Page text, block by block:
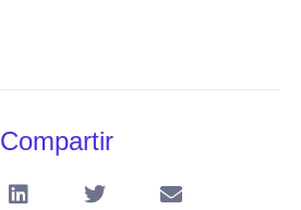
Compartir